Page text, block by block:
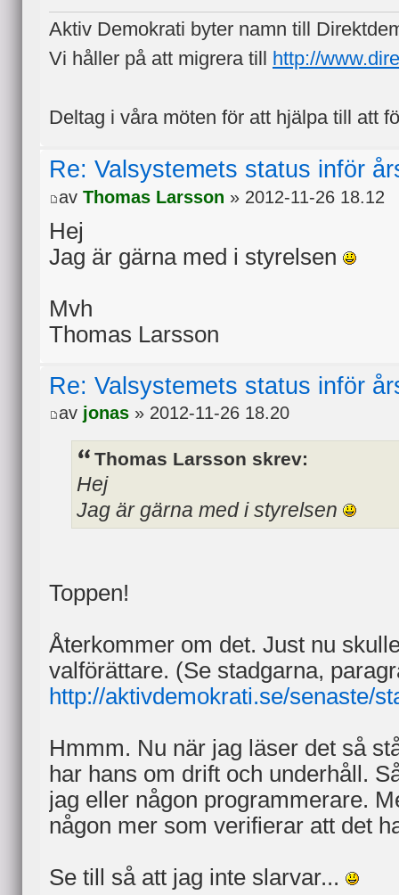
Aktiv Demokrati byter namn till
Vi håller på att migrera till
http://
Deltag i våra möten för att hjälpa till att
Re: Valsystemets status inför
av Thomas Larsson » 2012-11-26 18.12
Hej
Jag är gärna med i styrelsen
Mvh
Thomas Larsson
Re: Valsystemets status inför
av jonas » 2012-11-26 18.20
Thomas Larsson skrev:
Hej
Jag är gärna med i styrelsen
Toppen!
Återkommer om det. Just nu
valförättare. (Se stadgarna,
http://aktivdemokrati.se/senaste/
Hmmm. Nu när jag läser det så
har hans om drift och underhåll.
jag eller någon programmerare.
någon mer som verifierar att det
Se till så att jag inte slarvar...